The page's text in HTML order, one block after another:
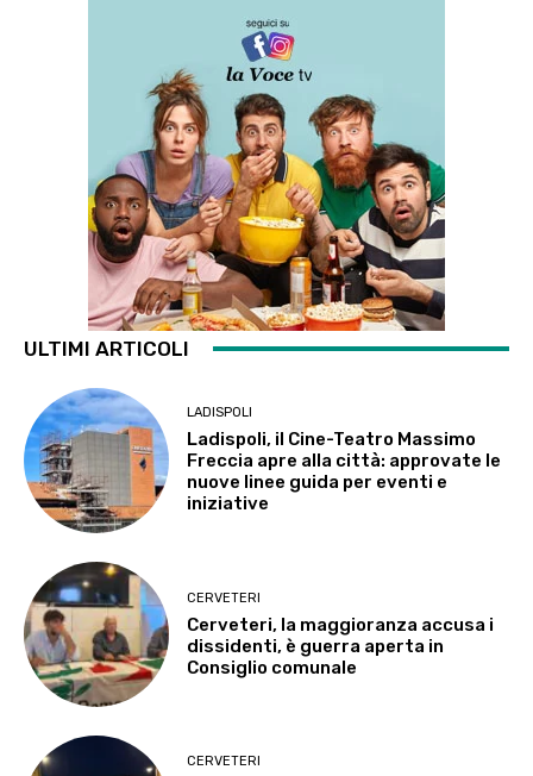
ULTIMI ARTICOLI
LADISPOLI
Ladispoli, il Cine-Teatro Massimo
Freccia apre alla città: approvate le
nuove linee guida per eventi e
iniziative
CERVETERI
Cerveteri, la maggioranza accusa i
dissidenti, è guerra aperta in
Consiglio comunale
CERVETERI